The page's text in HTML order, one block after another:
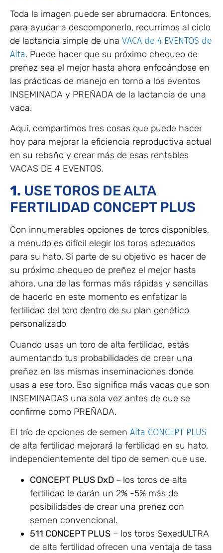
Toda la imagen puede ser abrumadora. Entonces,
para ayudar a descomponerlo, recurrimos al ciclo
de lactancia simple de una VACA de 4 EVENTOS de
Alta. Puede hacer que su próximo chequeo de
preñez sea el mejor hasta ahora enfocándose en
las prácticas de manejo en torno a los eventos
INSEMINADA y PREÑADA de la lactancia de una
vaca.
Aquí, compartimos tres cosas que puede hacer
hoy para mejorar la eficiencia reproductiva actual
en su rebaño y crear más de esas rentables
VACAS DE 4 EVENTOS.
1. USE TOROS DE ALTA
FERTILIDAD CONCEPT PLUS
Con innumerables opciones de toros disponibles,
a menudo es difícil elegir los toros adecuados
para su hato. Si parte de su objetivo es hacer de
su próximo chequeo de preñez el mejor hasta
ahora, una de las formas más rápidas y sencillas
de hacerlo en este momento es enfatizar la
fertilidad del toro dentro de su plan genético
personalizado
Cuando usas un toro de alta fertilidad, estás
aumentando tus probabilidades de crear una
preñez en las mismas inseminaciones donde
usas a ese toro. Eso significa más vacas que son
INSEMINADAS una sola vez antes de que se
confirme como PREÑADA.
El trío de opciones de semen Alta CONCEPT PLUS
de alta fertilidad mejorará la fertilidad en su hato,
independientemente del tipo de semen que use.
CONCEPT PLUS DxD – los toros de alta
fertilidad le darán un 2% -5% más de
posibilidades de crear una preñez con
semen convencional.
511 CONCEPT PLUS – los toros SexedULTRA
de alta fertilidad ofrecen una ventaja de tasa